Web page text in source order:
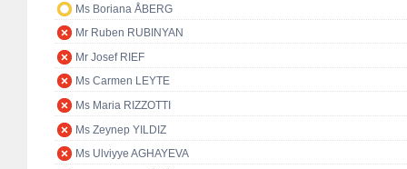
Ms Boriana ÅBERG
Mr Ruben RUBINYAN
Mr Josef RIEF
Ms Carmen LEYTE
Ms Maria RIZZOTTI
Ms Zeynep YILDIZ
Ms Ulviyye AGHAYEVA